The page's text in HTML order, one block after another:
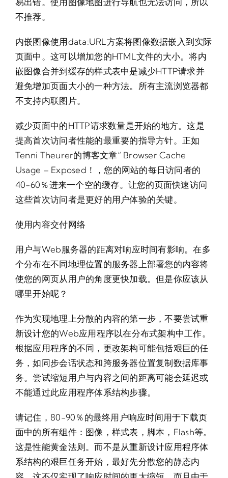
不推荐。
内嵌图像使用data:URL方案将图像数据嵌入到实际
页面中。这可以增加您的HTML文件的大小。将内
嵌图像合并到缓存的样式表中是减少HTTP请求并
避免增加页面大小的一种方法。所有主流浏览器都
不支持内联图片。
减少页面中的HTTP请求数量是开始的地方。这是
提高首次访问者性能的最重要的指导方针。正如
Tenni Theurer的博客文章“ Browser Cache
Usage – Exposed！，您的网站的每日访问者的
40-60％进来一个空的缓存。让您的页面快速访问
这些首次访问者是更好的用户体验的关键。
使用内容交付网络
用户与Web服务器的距离对响应时间有影响。在多
个分布在不同地理位置的服务器上部署您的内容将
使您的网页从用户的角度更快加载。但是你应该从
哪里开始呢？
作为实现地理上分散的内容的第一步，不要尝试重
新设计您的Web应用程序以在分布式架构中工作。
根据应用程序的不同，更改架构可能包括艰巨的任
务，如同步会话状态和跨服务器位置复制数据库事
务。尝试缩短用户与内容之间的距离可能会延迟或
不能通过此应用程序体系结构步骤。
请记住，80-90％的最终用户响应时间用于下载页
面中的所有组件：图像，样式表，脚本，Flash等。
这是性能黄金法则。而不是从重新设计应用程序体
系结构的艰巨任务开始，最好先分散您的静态内